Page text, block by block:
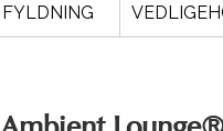
FYLDNING